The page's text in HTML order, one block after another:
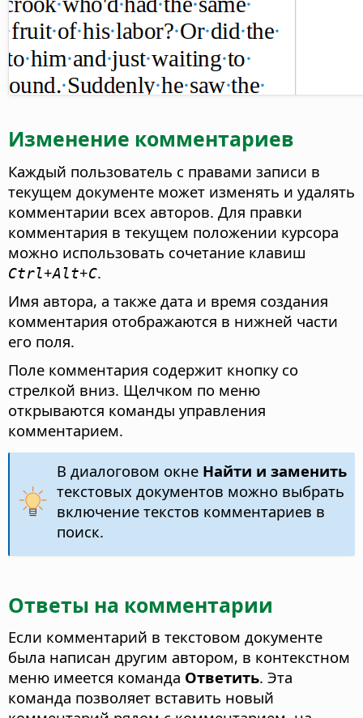
Изменение комментариев
Каждый пользователь с правами записи в
текущем документе может изменять и удалять
комментарии всех авторов. Для правки
комментария в текущем положении курсора
можно использовать сочетание клавиш
Ctrl+Alt+C.
Имя автора, а также дата и время создания
комментария отображаются в нижней части
его поля.
Поле комментария содержит кнопку со
стрелкой вниз. Щелчком по меню
открываются команды управления
комментарием.
В диалоговом окне Найти и заменить
текстовых документов можно выбрать
включение текстов комментариев в
поиск.
Ответы на комментарии
Если комментарий в текстовом документе
была написан другим автором, в контекстном
меню имеется команда Ответить. Эта
команда позволяет вставить новый